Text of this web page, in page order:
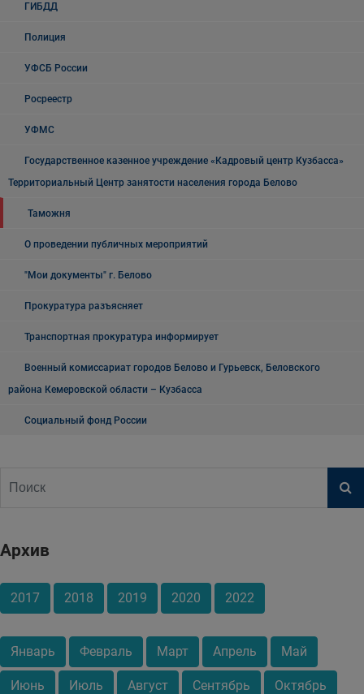
ГИБДД
Полиция
УФСБ России
Росреестр
УФМС
Государственное казенное учреждение «Кадровый центр Кузбасса»
Территориальный Центр занятости населения города Белово
Таможня
О проведении публичных мероприятий
"Мои документы" г. Белово
Прокуратура разъясняет
Транспортная прокуратура информирует
Военный комиссариат городов Белово и Гурьевск, Беловского
района Кемеровской области – Кузбасса
Социальный фонд России
Архив
2017 2018 2019 2020 2022
Январь Февраль Март Апрель Май
Июнь Июль Август Сентябрь Октябрь